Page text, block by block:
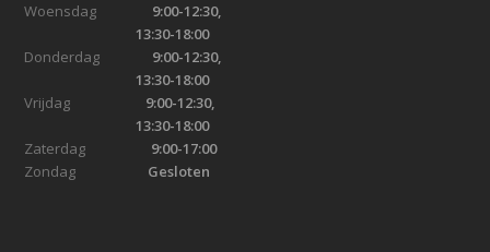
Woensdag
9:00-12:30,
13:30-18:00
Donderdag 9:00-12:30,
13:30-18:00
Vrijdag 9:00-12:30,
13:30-18:00
Zaterdag 9:00-17:00
Zondag Gesloten